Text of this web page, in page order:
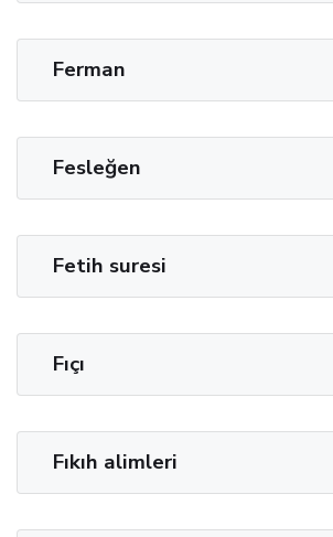
Ferman
Fesleğen
Fetih suresi
Fıçı
Fıkıh alimleri